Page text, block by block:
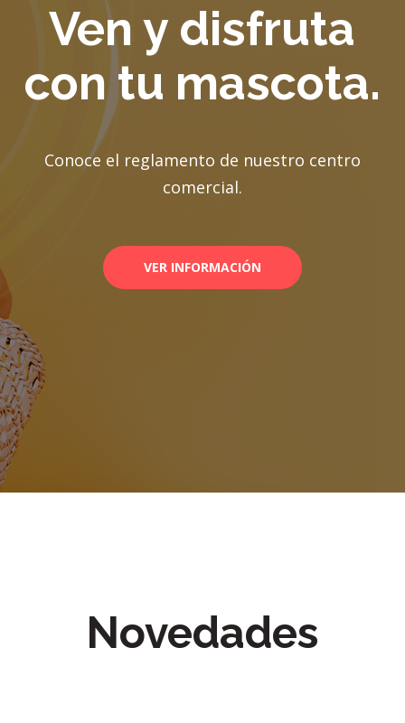
Ven y disfruta
con tu mascota.
Conoce el reglamento de nuestro centro
comercial.
VER INFORMACIÓN
Novedades